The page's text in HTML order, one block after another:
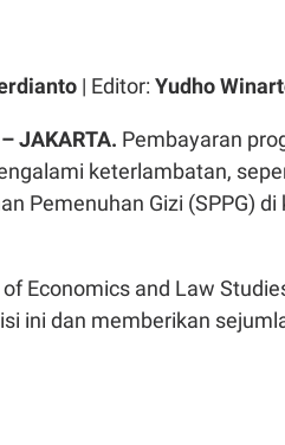
| Editor: Yudho
JAKARTA. Pembayaran
keterlambatan,
Pemenuhan Gizi (SPPG)
Economics and Law
ini dan memberikan